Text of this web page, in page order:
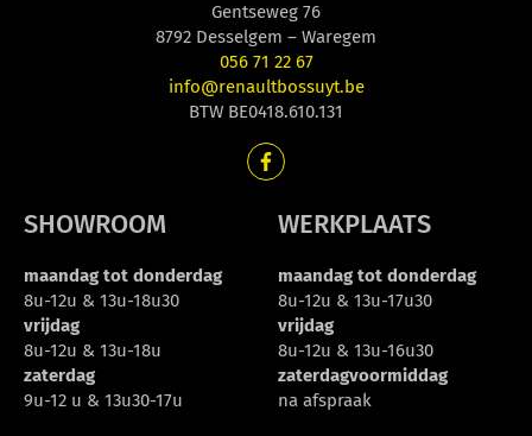
Gentseweg 76
8792 Desselgem – Waregem
056 71 22 67
info@renaultbossuyt.be
BTW BE0418.610.131
SHOWROOM
maandag tot donderdag
8u-12u & 13u-18u30
vrijdag
8u-12u & 13u-18u
zaterdag
9u-12 u & 13u30-17u
WERKPLAATS
maandag tot donderdag
8u-12u & 13u-17u30
vrijdag
8u-12u & 13u-16u30
zaterdagvoormiddag
na afspraak